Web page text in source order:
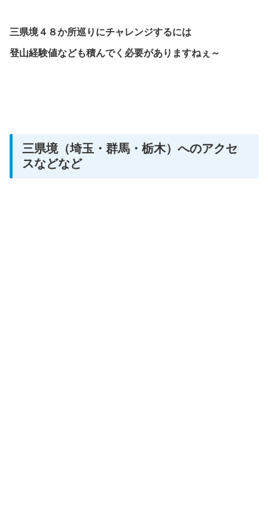
三県境４８か所巡りにチャレンジするには
登山経験値なども積んでく必要がありますねぇ～
三県境（埼玉・群馬・栃木）へのアクセ
スなどなど